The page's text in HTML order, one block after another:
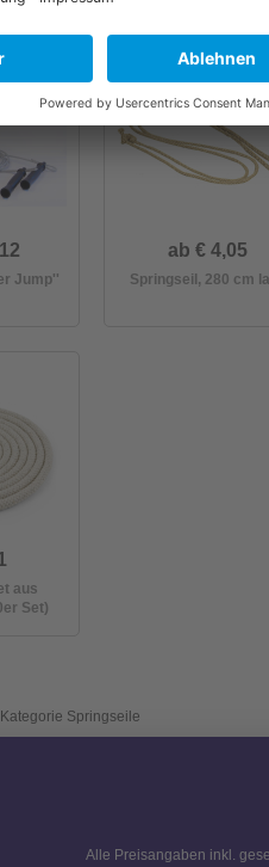
Jump''
ab € 4,05
Springseil, 280 cm
aus
Set)
Springseile
Alle Preisangaben inkl.